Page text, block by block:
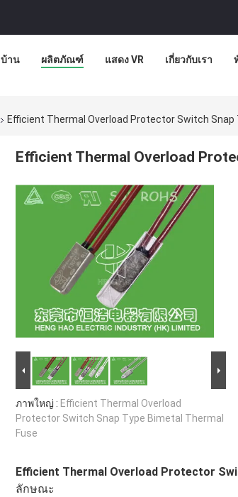
บ้าน ผลิตภัณฑ์ แสดง VR เกี่ยวกับเรา
Efficient Thermal Overload Protector Switch
Efficient Thermal Overload
ภาพใหญ่ : Efficient Thermal Overload
Protector Switch Snap Type Bimetal Thermal
Fuse
Efficient Thermal Overload Protector
ลักษณะ